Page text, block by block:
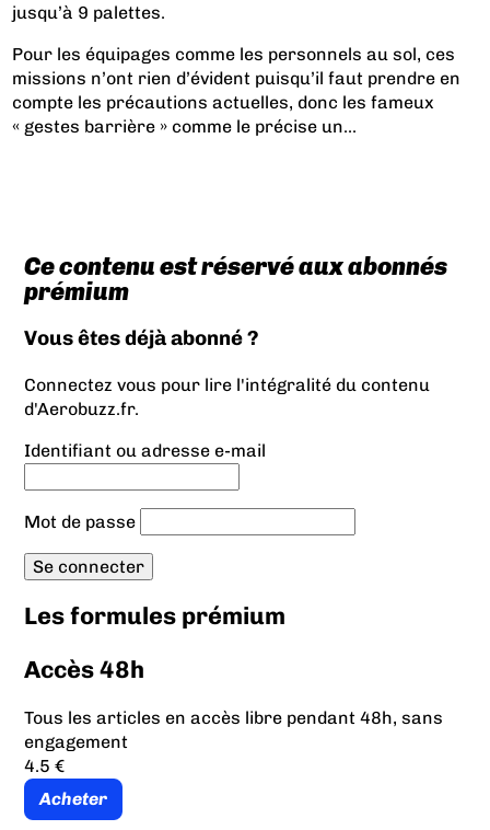
jusqu’à 9 palettes.
Pour les équipages comme les personnels au sol, ces
missions n’ont rien d’évident puisqu’il faut prendre en
compte les précautions actuelles, donc les fameux
« gestes barrière » comme le précise un...
Ce contenu est réservé aux abonnés
prémium
Vous êtes déjà abonné ?
Connectez vous pour lire l'intégralité du contenu
d'Aerobuzz.fr.
Identifiant ou adresse e-mail
Mot de passe
Les formules prémium
Accès 48h
Tous les articles en accès libre pendant 48h, sans
engagement
4.5 €
Acheter